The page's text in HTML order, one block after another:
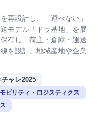
再設計し、「運べない」
モデル「ドラ基地」を展
有し、荷主・倉庫・運送
を設計。地域産地や企業
チャレ2025
モビリティ・ロジスティクス